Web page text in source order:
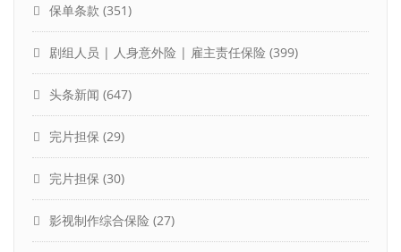
保单条款 (351)
剧组人员 | 人身意外险 | 雇主责任保险 (399)
头条新闻 (647)
完片担保 (29)
完片担保 (30)
影视制作综合保险 (27)